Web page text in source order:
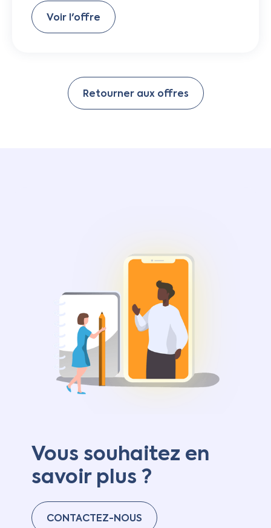
Voir l'offre
Retourner aux offres
Vous souhaitez en
savoir plus ?
CONTACTEZ-NOUS